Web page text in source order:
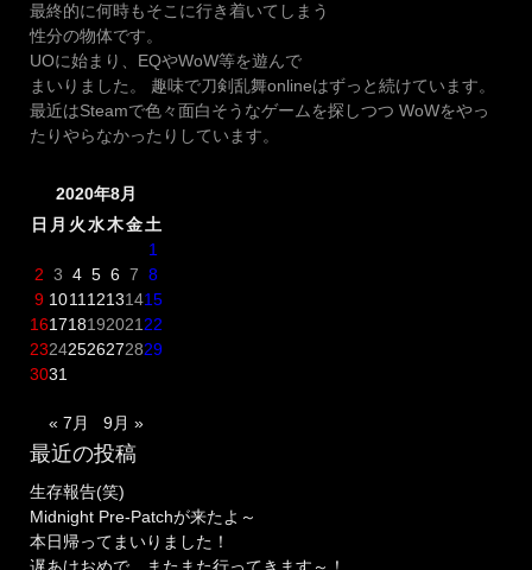
最終的に何時もそこに行き着いてしまう
性分の物体です。
UOに始まり、EQやWoW等を遊んで
まいりました。 趣味で刀剣乱舞onlineはずっと続けています。
最近はSteamで色々面白そうなゲームを探しつつ WoWをやっ
たりやらなかったりしています。
2020年8月
日 月 火水木金土
1
2 3 4 5 6 7 8
9 101112131415
16171819202122
23242526272829
3031
« 7月 9月 »
最近の投稿
生存報告(笑)
Midnight Pre-Patchが来たよ～
本日帰ってまいりました！